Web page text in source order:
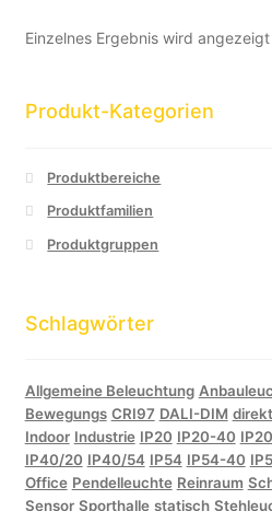
Einzelnes Ergebnis wird angezeigt
Produkt-Kategorien
Produktbereiche
Produktfamilien
Produktgruppen
Schlagwörter
Allgemeine Beleuchtung
Bewegungs CRI97 DALI-DIM direkt
Indoor Industrie IP20 IP20-40
IP40/20 IP40/54 IP54 IP54-40
Office Pendelleuchte Reinraum
Sensor Sporthalle statisch